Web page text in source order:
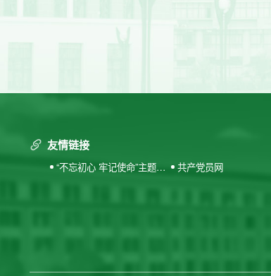
友情链接
“不忘初心 牢记使命”主题教
共产党员网